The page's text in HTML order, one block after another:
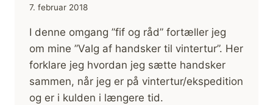
7. februar 2018
I denne omgang ”fif og råd” fortæller jeg
om mine ”Valg af handsker til vintertur”. Her
forklare jeg hvordan jeg sætte handsker
sammen, når jeg er på vintertur/ekspedition
og er i kulden i længere tid.